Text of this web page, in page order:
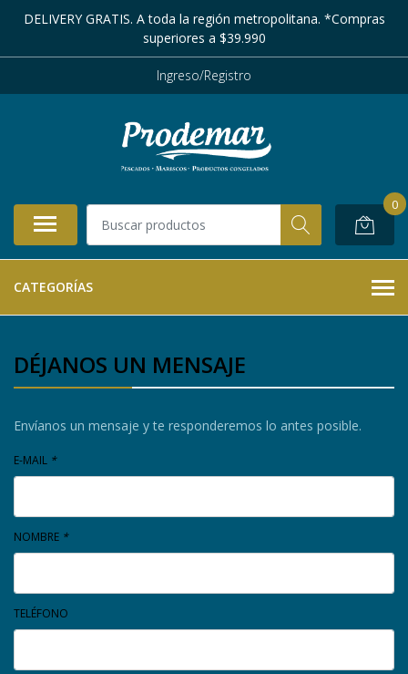
DELIVERY GRATIS. A toda la región metropolitana. *Compras
superiores a $39.990
Ingreso/Registro
0
CATEGORÍAS
DÉJANOS UN MENSAJE
Envíanos un mensaje y te responderemos lo antes posible.
E-MAIL *
NOMBRE *
TELÉFONO